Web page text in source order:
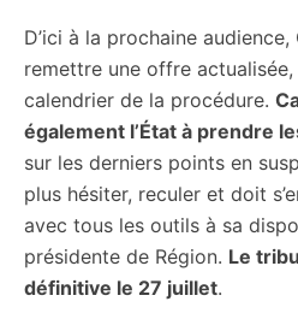
D’ici à la prochaine
remettre une offre
calendrier de la procédure.
également l’État à prendre
sur les derniers points en
plus hésiter, reculer et doit
avec tous les outils à sa
présidente de Région. Le
définitive le 27 juillet.